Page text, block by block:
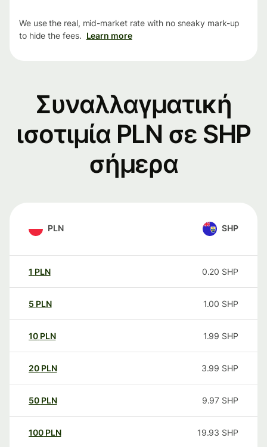
We use the real, mid-market rate with no sneaky mark-up
to hide the fees. Learn more
Συναλλαγματική
ισοτιμία PLN σε SHP
σήμερα
PLN SHP
1 PLN 0.20 SHP
5 PLN 1.00 SHP
10 PLN 1.99 SHP
20 PLN 3.99 SHP
50 PLN 9.97 SHP
100 PLN 19.93 SHP